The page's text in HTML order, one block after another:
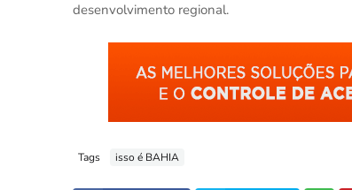
desenvolvimento regional.
Tags isso é BAHIA